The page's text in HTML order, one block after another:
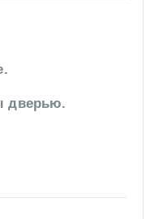
дверью.